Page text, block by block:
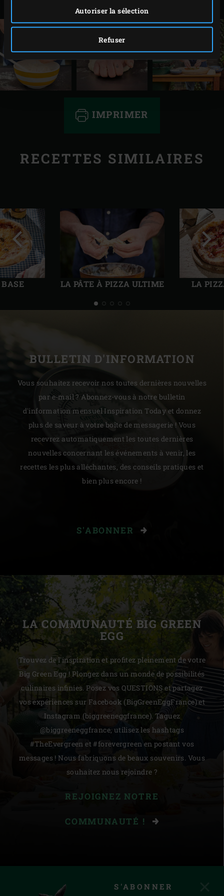
Autoriser la sélection
Refuser
IMPRIMER
RECETTES SIMILAIRES
LA PÂTE À PIZZA ULTIME LA
Diapo
précédente
BULLETIN D'INFORMATION
Vous souhaitez recevoir nos toutes dernières nouvelles
par e-mail ? Abonnez-vous à notre bulletin
d'information mensuel Inspiration Today et donnez
plus de saveur à votre boîte de messagerie ! Vous
recevrez automatiquement les toutes dernières
nouvelles concernant les événements à venir, les
recettes les plus alléchantes, des conseils pratiques et
bien plus encore !
S'ABONNER
LA COMMUNAUTÉ BIG GREEN
EGG
Trouvez de l'inspiration et profitez pleinement de votre
Big Green Egg ! Plongez dans un monde de possibilités
culinaires infinies. Posez vos QUESTIONS et partagez
vos expériences sur Facebook (BigGreenEggFrance) et
Instagram (biggreeneggfrance). Taguez
@biggreeneggfrance, utilisez les hashtags
#TheEvergreen et #forevergreen en postant vos
messages ! Nous fabriquons de beaux souvenirs. Vous
souhaitez nous rejoindre ?
REJOIGNEZ NOTRE
COMMUNAUTÉ !
S'ABONNER